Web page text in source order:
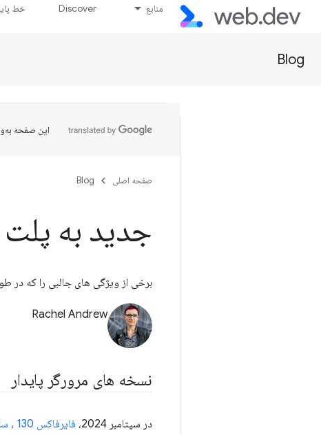
منابع Discover خط
Blog
این صفحه
صفحه اصلی Blog
جدید به
برخی از ویژگی های جالبی را که در طول سپتامبر 2024 در مرورگرهای وب پایدار و بتا
Rachel Andrew
نسخه های مرورگر پایدار
در سپتامبر 2024، فایرفاکس 130 ،